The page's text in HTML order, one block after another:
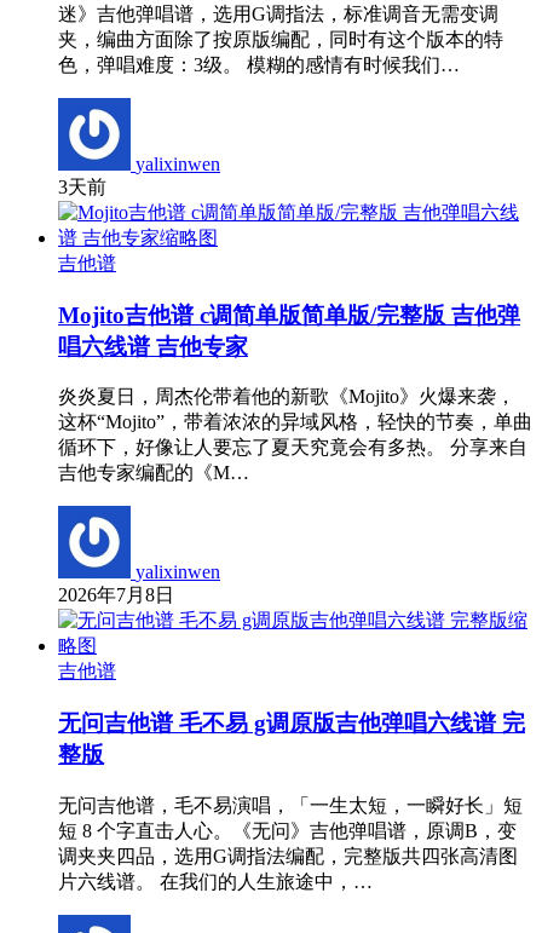
迷》吉他弹唱谱，选用G调指法，标准调音无需变调
夹，编曲方面除了按原版编配，同时有这个版本的特
色，弹唱难度：3级。 模糊的感情有时候我们…
yalixinwen
3天前
吉他谱
Mojito吉他谱 c调简单版简单版/完整版 吉他弹
唱六线谱 吉他专家
炎炎夏日，周杰伦带着他的新歌《Mojito》火爆来袭，
这杯“Mojito”，带着浓浓的异域风格，轻快的节奏，单曲
循环下，好像让人要忘了夏天究竟会有多热。 分享来自
吉他专家编配的《M…
yalixinwen
2026年7月8日
吉他谱
无问吉他谱 毛不易 g调原版吉他弹唱六线谱 完
整版
无问吉他谱，毛不易演唱，「一生太短，一瞬好长」短
短 8 个字直击人心。《无问》吉他弹唱谱，原调B，变
调夹夹四品，选用G调指法编配，完整版共四张高清图
片六线谱。 在我们的人生旅途中，…